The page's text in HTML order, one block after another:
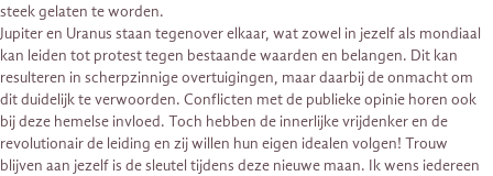
steek gelaten te worden.
Jupiter en Uranus staan tegenover elkaar, wat zowel in jezelf als mondiaal
kan leiden tot protest tegen bestaande waarden en belangen. Dit kan
resulteren in scherpzinnige overtuigingen, maar daarbij de onmacht om
dit duidelijk te verwoorden. Conflicten met de publieke opinie horen ook
bij deze hemelse invloed. Toch hebben de innerlijke vrijdenker en de
revolutionair de leiding en zij willen hun eigen idealen volgen! Trouw
blijven aan jezelf is de sleutel tijdens deze nieuwe maan. Ik wens iedereen